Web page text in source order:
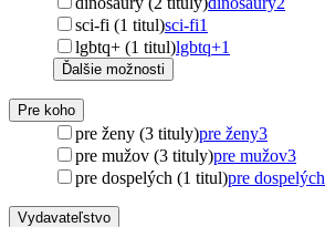
sci-fi (1 titul)sci-fi1
lgbtq+ (1 titul)lgbtq+1
Ďalšie možnosti
Pre koho
pre ženy (3 tituly)pre ženy3
pre mužov (3 tituly)pre mužov3
pre dospelých (1 titul)pre dospelých
Vydavateľstvo